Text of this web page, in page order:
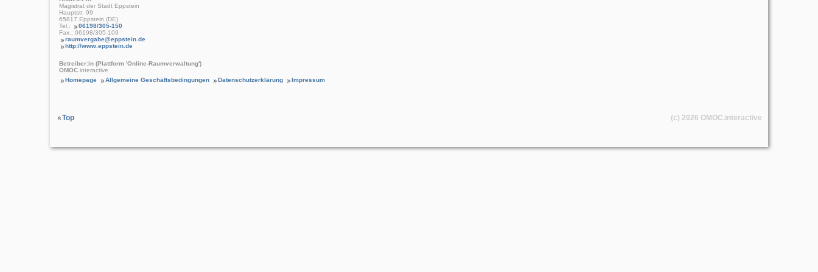
Magistrat der Stadt Eppstein
Hauptstr. 99
65817 Eppstein (DE)
Tel.:
06198/305-150
Fax.: 06198/305-109
raumvergabe@eppstein.de
http://www.eppstein.de
Betreiber:in (Plattform 'Online-Raumverwaltung')
OMOC .interactive
Homepage
Allgemeine Geschäftsbedingungen Datenschutzerklärung Impressum
Top (c) 2026 OMOC.interactive